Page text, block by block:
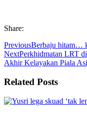
Share:
PreviousBerbaju hitam…
NextPerkhidmatan LRT
Akhir Kelayakan Piala
Related Posts